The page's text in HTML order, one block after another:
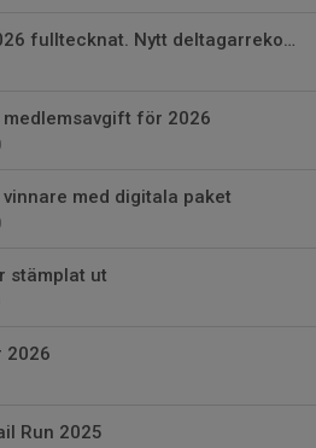
Bollnässkidan 2026 fulltecknat. Nytt deltagarrekord.
för 2026
med digitala paket
stämplat ut
2026
Run 2025